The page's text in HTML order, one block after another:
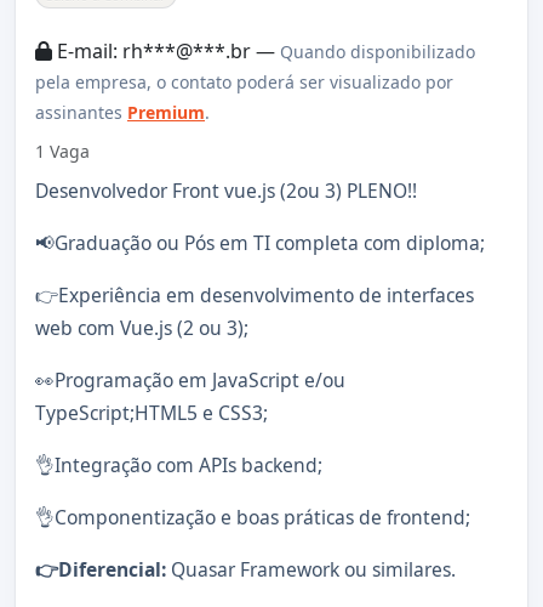
E-mail: rh***@***.br — Quando disponibilizado
pela empresa, o contato poderá ser visualizado por
assinantes Premium.
1 Vaga
Desenvolvedor Front vue.js (2ou 3) PLENO!!
📢Graduação ou Pós em TI completa com diploma;
👉Experiência em desenvolvimento de interfaces
web com Vue.js (2 ou 3);
👀Programação em JavaScript e/ou
TypeScript;HTML5 e CSS3;
👌Integração com APIs backend;
👌Componentização e boas práticas de frontend;
👉Diferencial: Quasar Framework ou similares.